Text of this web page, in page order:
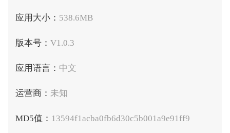
应用大小： 538.6MB
版本号： V1.0.3
应用语言： 中文
运营商： 未知
MD5值： 13594f1acba0fb6d30c5b001a9e91ff9